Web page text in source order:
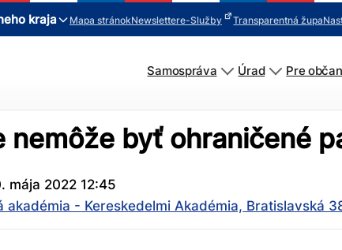
kraja Mapa stránokNewslettere-Služby Transparentná župa
Samospráva Úrad Pre
nemôže byť ohraničené
mája 2022 12:45
akadémia - Kereskedelmi Akadémia, Bratislavská